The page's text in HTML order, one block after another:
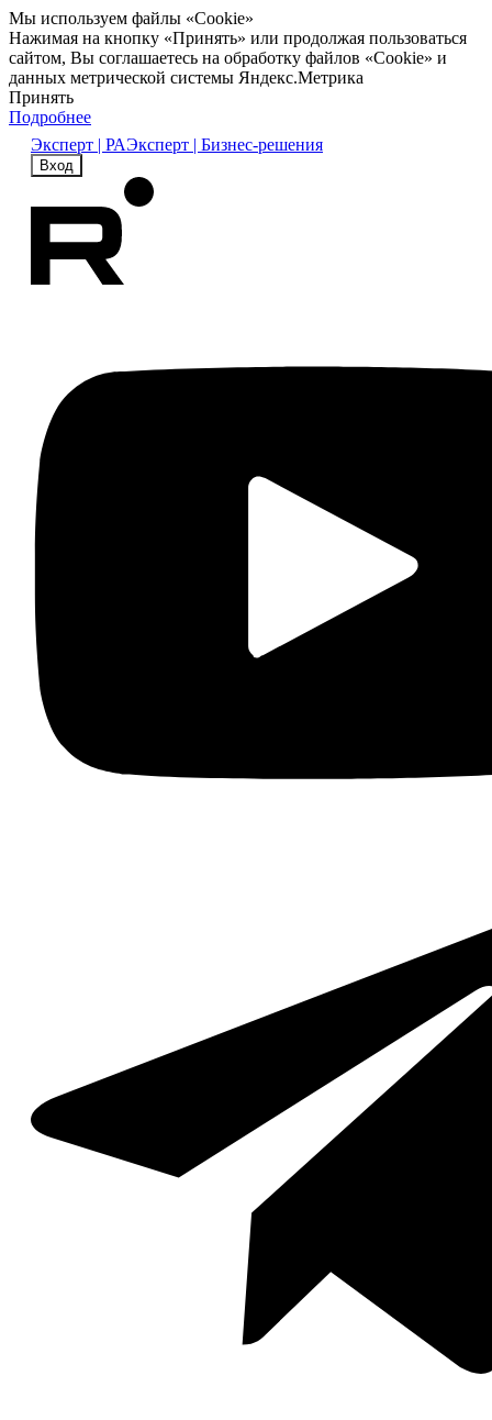
Мы используем файлы «Cookie»
Нажимая на кнопку «Принять» или продолжая пользоваться
сайтом, Вы соглашаетесь на обработку файлов «Cookie» и
данных метрической системы Яндекс.Метрика
Принять
Подробнее
Эксперт | РАЭксперт | Бизнес-решения
Вход